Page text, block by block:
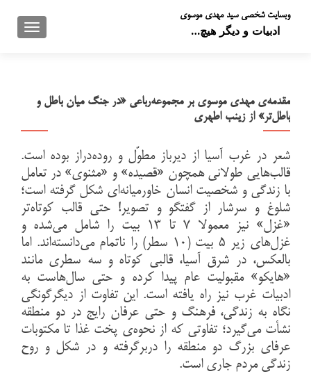
وبسایت شخصی سید مهدی موسوی
ادبیات و دیگر هیچ…
مقدمه‌ی مهدی موسوی بر مجموعه‌رباعی «در جنگ میان باطل و
باطل‌تر» از زینب اطهری
شعر در غرب آسیا از دیرباز مطوّل و روده‌دراز بوده است.
قالب‌هایی طولانی همچون «قصیده» و «مثنوی» در تعامل
با زندگی و شخصیت انسان خاورمیانه‌ای شکل گرفته است؛
شلوغ و سرشار از گفتگو و تصویر! حتی قالب کوتاه‌تر
«غزل» نیز معمولا ۷ تا ۱۳ بیت را شامل می‌شده و
غزل‌های زیر ۵ بیت (۱۰ سطر) را ناتمام می‌دانسته‌اند. اما
بالعکس، در شرق آسیا، قالبی کوتاه و سه سطری مانند
«هایکو» مقبولیت عام پیدا کرده و حتی سال‌هاست به
ادبیات غرب نیز راه یافته است. این تفاوت از دیگرگونگی
نگاه به زندگی، فرهنگ و حتی عرفان رایج در دو منطقه
نشأت می‌گیرد؛ تفاوتی که از نحوه‌ی پخت غذا تا مکتوبات
عرفای بزرگ دو منطقه را دربرگرفته و در شکل و روح
زندگی مردم جاری است.